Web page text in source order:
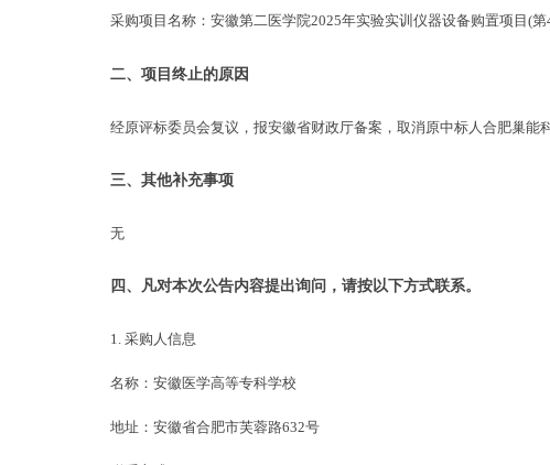
采购项目名称： 安徽第二医学院2025年实验实训仪器设备购置项目(第
二、项目终止的原因
经原评标委员会复议 ， 报安徽省财政厅备案， 取消原中标人合肥巢能
三、其他补充事项
无
四、凡对本次公告内容提出询问，请按以下方式联系。
1. 采购人信息
名称： 安徽医学高等专科学校
地址： 安徽省合肥市芙蓉路632号